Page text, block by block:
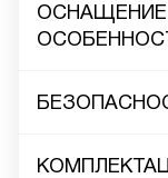
ОСНАЩЕНИЕ